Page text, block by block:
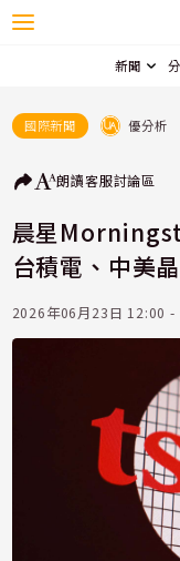
新聞
國際新聞 優分析
朗讀客服討論區
晨星
台積電、中美
2026年06月23日 12:00 -